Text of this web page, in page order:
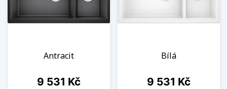
Antracit
Cena
9 531 Kč
Bílá
Cena
9 531 Kč